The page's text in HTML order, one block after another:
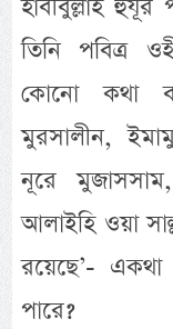
হাবীবুল্লাহ হুযূর
তিনি পবিত্র
কোনো কথা
মুরসালীন,
নূরে মুজাসসাম,
আলাইহি ওয়া
রয়েছে’-
পারে?